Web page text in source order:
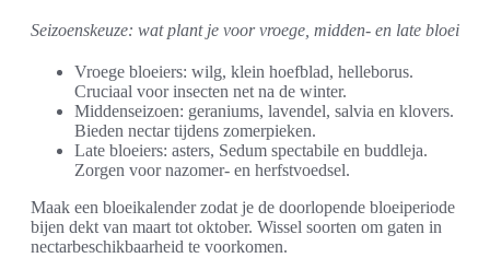
Seizoenskeuze: wat plant je voor vroege, midden- en late bloei
Vroege bloeiers: wilg, klein hoefblad, helleborus.
Cruciaal voor insecten net na de winter.
Middenseizoen: geraniums, lavendel, salvia en klovers.
Bieden nectar tijdens zomerpieken.
Late bloeiers: asters, Sedum spectabile en buddleja.
Zorgen voor nazomer- en herfstvoedsel.
Maak een bloeikalender zodat je de doorlopende bloeiperiode
bijen dekt van maart tot oktober. Wissel soorten om gaten in
nectarbeschikbaarheid te voorkomen.